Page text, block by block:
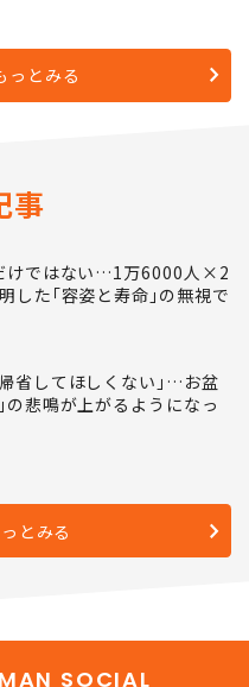
っとみる
事
けではない…1万6000人×2
した｢容姿と寿命｣の無視で
省してほしくない｣…お盆
悲鳴が上がるようになっ
とみる
SOCIAL